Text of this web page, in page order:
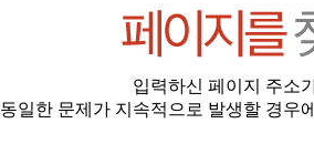
입력하신 페이지 주소
동일한 문제가 지속적으로 발생할 경우